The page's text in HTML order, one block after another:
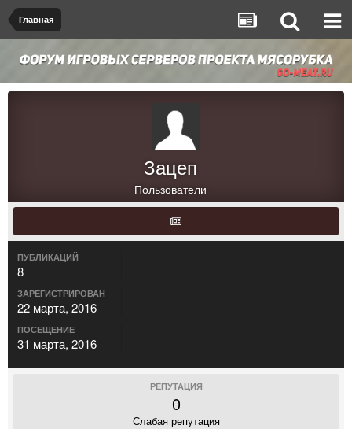
Главная
Зацеп
Пользователи
ПУБЛИКАЦИЙ
8
ЗАРЕГИСТРИРОВАН
22 марта, 2016
ПОСЕЩЕНИЕ
31 марта, 2016
РЕПУТАЦИЯ
0
Слабая репутация